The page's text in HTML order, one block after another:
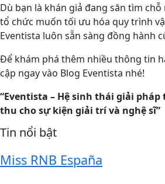
Dù bạn là khán giả đang săn tìm
tổ chức muốn tối ưu hóa quy trình
Eventista luôn sẵn sàng đồng hành
Để khám phá thêm nhiều thông tin
cập ngay vào Blog Eventista nhé!
“Eventista – Hệ sinh thái giải
thu cho sự kiện giải trí và nghệ sĩ”
Tin nổi bật
Miss RNB España